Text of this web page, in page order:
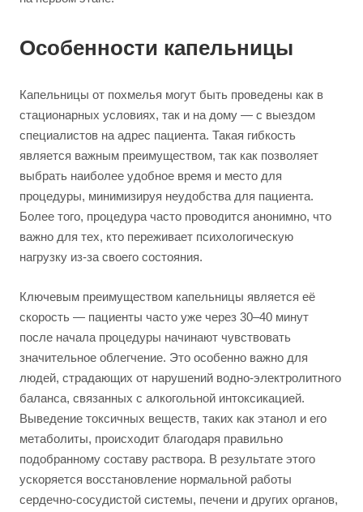
Особенности капельницы
Капельницы от похмелья могут быть проведены как в
стационарных условиях, так и на дому — с выездом
специалистов на адрес пациента. Такая гибкость
является важным преимуществом, так как позволяет
выбрать наиболее удобное время и место для
процедуры, минимизируя неудобства для пациента.
Более того, процедура часто проводится анонимно, что
важно для тех, кто переживает психологическую
нагрузку из-за своего состояния.
Ключевым преимуществом капельницы является её
скорость — пациенты часто уже через 30–40 минут
после начала процедуры начинают чувствовать
значительное облегчение. Это особенно важно для
людей, страдающих от нарушений водно-электролитного
баланса, связанных с алкогольной интоксикацией.
Выведение токсичных веществ, таких как этанол и его
метаболиты, происходит благодаря правильно
подобранному составу раствора. В результате этого
ускоряется восстановление нормальной работы
сердечно-сосудистой системы, печени и других органов,